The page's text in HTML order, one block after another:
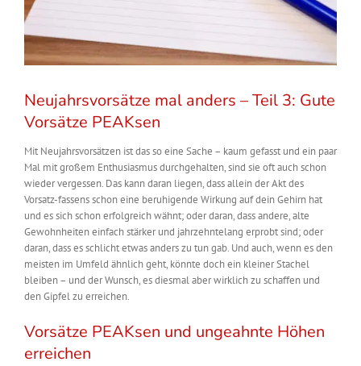
Neujahrsvorsätze mal anders – Teil 3: Gute
Vorsätze PEAKsen
Mit Neujahrsvorsätzen ist das so eine Sache – kaum gefasst und ein paar
Mal mit großem Enthusiasmus durchgehalten, sind sie oft auch schon
wieder vergessen. Das kann daran liegen, dass allein der Akt des
Vorsatz-fassens schon eine beruhigende Wirkung auf dein Gehirn hat
und es sich schon erfolgreich wähnt; oder daran, dass andere, alte
Gewohnheiten einfach stärker und jahrzehntelang erprobt sind; oder
daran, dass es schlicht etwas anders zu tun gab. Und auch, wenn es den
meisten im Umfeld ähnlich geht, könnte doch ein kleiner Stachel
bleiben – und der Wunsch, es diesmal aber wirklich zu schaffen und
den Gipfel zu erreichen.
Vorsätze PEAKsen und ungeahnte Höhen
erreichen